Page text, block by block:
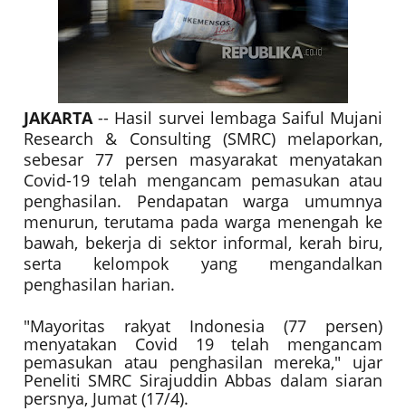
JAKARTA-- Hasil survei lembaga Saiful Mujani
Research & Consulting (SMRC) melaporkan,
sebesar 77 persen masyarakat menyatakan
Covid-19 telah mengancam pemasukan atau
penghasilan. Pendapatan warga umumnya
menurun, terutama pada warga menengah ke
bawah, bekerja di sektor informal, kerah biru,
serta kelompok yang mengandalkan
penghasilan harian.
"Mayoritas rakyat Indonesia (77 persen)
menyatakan Covid 19 telah mengancam
pemasukan atau penghasilan mereka," ujar
Peneliti SMRC Sirajuddin Abbas dalam siaran
persnya, Jumat (17/4).